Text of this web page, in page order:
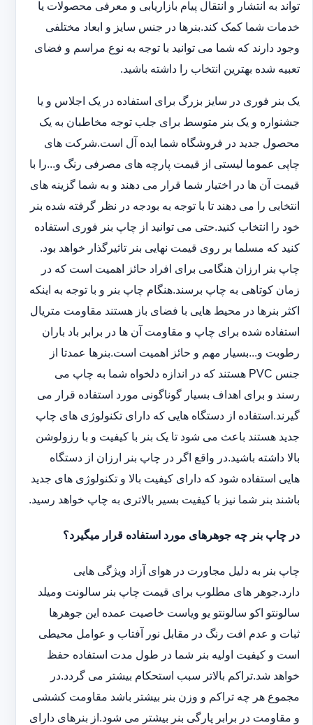
تواند به انتشار و انتقال پیام بازاریابی و معرفی محصولات یا
خدمات شما کمک کند.بنرها در جنس سایز و ابعاد مختلفی
وجود دارند که شما می توانید با توجه به نوع مراسم و فضای
تعبیه شده بهترین انتخاب را داشته باشید.
یک بنر فوری در سایز بزرگ برای استفاده در یک اجلاس و یا
جشنواره و یک بنر متوسط برای جلب توجه مخاطبان به یک
محصول جدید در فروشگاه شما ایده آل است.شرکت های
چاپی عموما لیستی از قیمت پارچه های مصرفی رنگ و...را با
قیمت آن ها در اختیار شما قرار می دهند و به شما گزینه های
انتخابی را می دهند تا با توجه به بودجه در نظر گرفته شده بنر
خود را انتخاب کنید.حتی می توانید از چاپ بنر فوری استفاده
کنید که مسلما بر روی قیمت نهایی بنر تاثیرگذار خواهد بود.
چاپ بنر ارزان هنگامی برای افراد حائز اهمیت است که در
زمان کوتاهی به چاپ برسند.هنگام چاپ بنر و با توجه به اینکه
اکثر بنرها در محیط هایی با فضای باز هستند مقاومت متریال
استفاده شده برای چاپ و مقاومت آن ها در برابر باد باران
رطوبت و...بسیار مهم و حائز اهمیت است.بنرها عمدتا از
جنس PVC هستند که در اندازه دلخواه شما به چاپ می
رسند و برای اهداف بسیار گوناگونی مورد استفاده قرار می
گیرند.استفاده از دستگاه هایی که دارای تکنولوژی های چاپ
جدید هستند باعث می شود تا یک بنر با کیفیت و با رزولوشن
بالا داشته باشید.در واقع اگر در چاپ بنر ارزان از دستگاه
هایی استفاده شود که دارای کیفیت بالا و تکنولوژی های جدید
باشند بنر شما نیز با کیفیت بسیر بالاتری به چاپ خواهد رسید.
در چاپ بنر چه جوهرهای مورد استفاده قرار میگیرد؟
چاپ بنر به دلیل مجاورت در هوای آزاد ویژگی هایی
دارد.جوهر های مطلوب برای قیمت چاپ بنر سالونت ‏و‏‏میلد
سالونت‎و ‎‏اکو سالونت‎‎‏و یو وی‎‏است خاصیت عمده این ‏جوهرها
ثبات و عدم افت رنگ در مقابل نور آفتاب و عوامل محیطی
است و کیفیت اولیه بنر شما در طول مدت استفاده حفظ
خواهد شد.‎تراکم بالاتر سبب استحکام بیشتر می گردد.در
مجموع هر چه تراکم و وزن بنر بیشتر باشد مقاومت کششی
و مقاومت در ‏برابر پارگی بنر بیشتر می شود.از بنرهای دارای